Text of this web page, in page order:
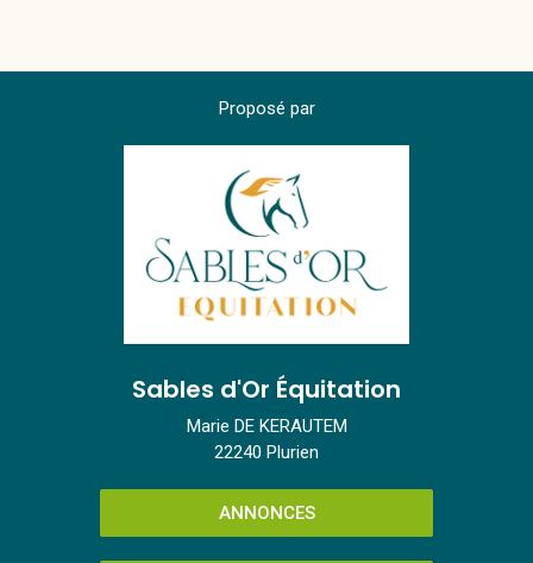
Proposé par
Sables d'Or Équitation
Marie DE KERAUTEM
22240 Plurien
ANNONCES